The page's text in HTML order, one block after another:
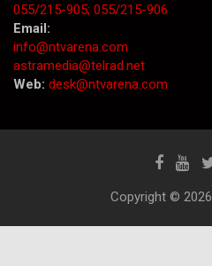
055/215-905; 055/215-906
Email:
info@ntvarena.com
astramedia@telrad.net
Web: desk@ntvarena.com
Copyright © 2026